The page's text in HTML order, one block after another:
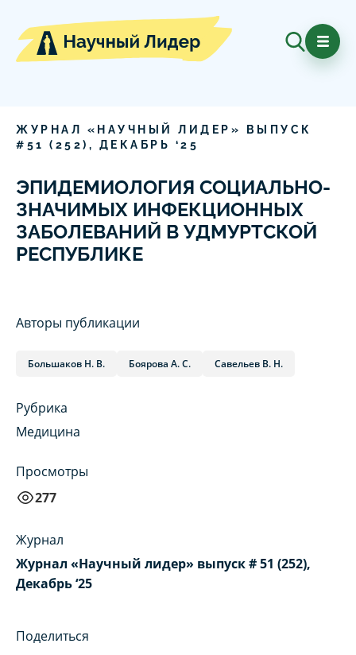
ЖУРНАЛ «НАУЧНЫЙ ЛИДЕР» ВЫПУСК
# 51 ( 252), ДЕКАБРЬ ‘25
ЭПИДЕМИОЛОГИЯ СОЦИАЛЬНО-
ЗНАЧИМЫХ ИНФЕКЦИОННЫХ
ЗАБОЛЕВАНИЙ В УДМУРТСКОЙ
РЕСПУБЛИКЕ
Авторы публикации
Большаков Н. В. Боярова А. С. Савельев В. Н.
Рубрика
Медицина
Просмотры
277
Журнал
Журнал «Научный лидер» выпуск # 51 (252),
Декабрь ‘25
Поделиться